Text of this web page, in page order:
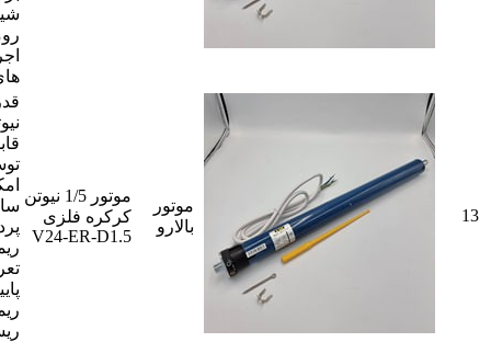
های
13
موتور
بالارو
موتور 1/5 نیوتن
کرکره فلزی
V24-ER-D1.5